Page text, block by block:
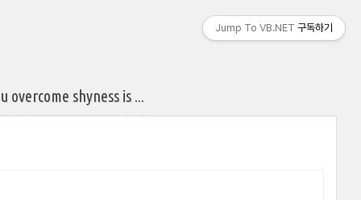
shyness is ...
Jump To VB.NET 구독하기